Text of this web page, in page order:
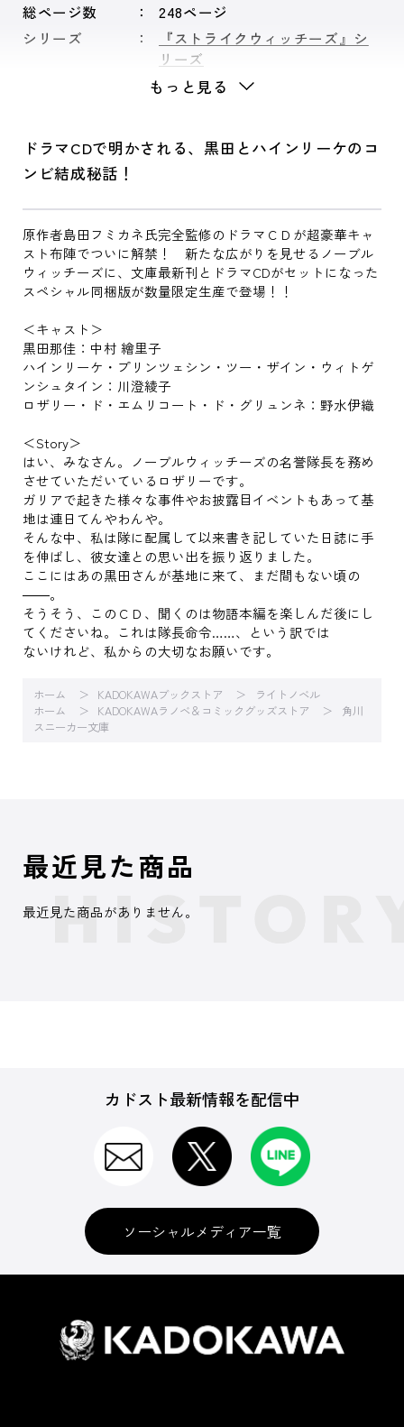
総ページ数
248ページ
シリーズ
『ストライクウィッチーズ』シ
リーズ
もっと見る
ドラマCDで明かされる、黒田とハインリーケのコ
ンビ結成秘話！
原作者島田フミカネ氏完全監修のドラマＣＤが超豪華キャ
スト布陣でついに解禁！ 新たな広がりを見せるノーブル
ウィッチーズに、文庫最新刊とドラマCDがセットになった
スペシャル同梱版が数量限定生産で登場！！
＜キャスト＞
黒田那佳：中村 繪里子
ハインリーケ・プリンツェシン・ツー・ザイン・ウィトゲ
ンシュタイン：川澄綾子
ロザリー・ド・エムリコート・ド・グリュンネ：野水伊織
＜Story＞
はい、みなさん。ノーブルウィッチーズの名誉隊長を務め
させていただいているロザリーです。
ガリアで起きた様々な事件やお披露目イベントもあって基
地は連日てんやわんや。
そんな中、私は隊に配属して以来書き記していた日誌に手
を伸ばし、彼女達との思い出を振り返りました。
ここにはあの黒田さんが基地に来て、まだ間もない頃の
――。
そうそう、このＣＤ、聞くのは物語本編を楽しんだ後にし
てくださいね。これは隊長命令……、という訳では
ないけれど、私からの大切なお願いです。
ホーム KADOKAWAブックストア
ライトノベル
ホーム
KADOKAWAラノベ＆コミックグッズストア
角川
スニーカー文庫
最近見た商品
最近見た商品がありません。
カドスト最新情報を配信中
ソーシャルメディア一覧